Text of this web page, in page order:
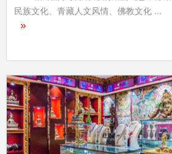
民族文化、青藏人文风情、佛教文化 ...
»